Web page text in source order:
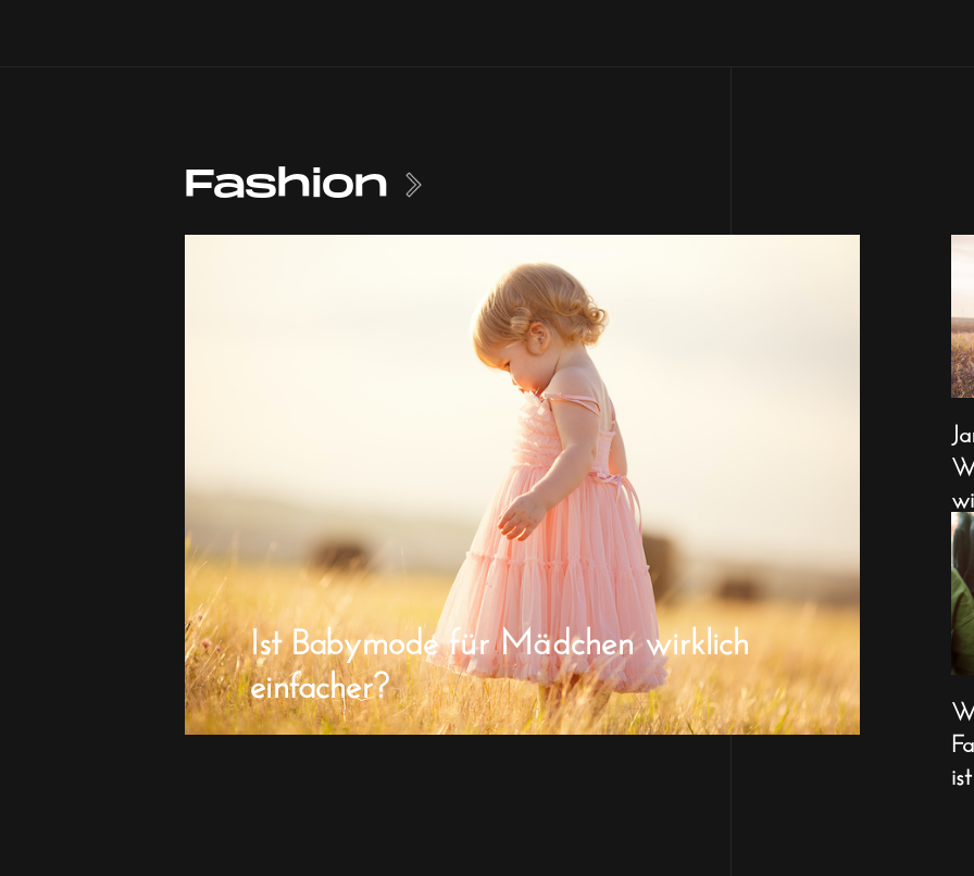
Fashion
Ist Babymode für Mädchen wirklich
einfacher?
ist